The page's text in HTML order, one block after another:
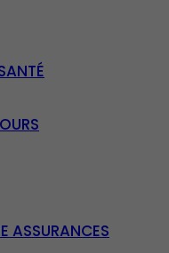
ASSURANCES